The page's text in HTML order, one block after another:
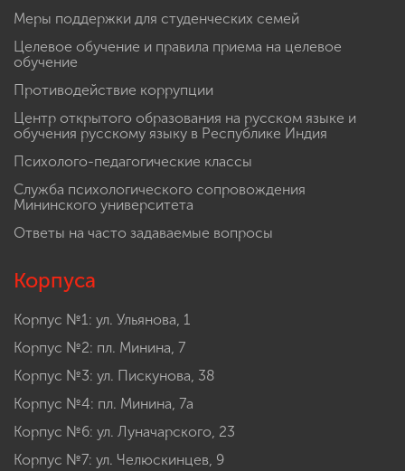
Меры поддержки для студенческих семей
Целевое обучение и правила приема на целевое
обучение
Противодействие коррупции
Центр открытого образования на русском языке и
обучения русскому языку в Республике Индия
Психолого-педагогические классы
Служба психологического сопровождения
Мининского университета
Ответы на часто задаваемые вопросы
Корпуса
Корпус №1: ул. Ульянова, 1
Корпус №2: пл. Минина, 7
Корпус №3: ул. Пискунова, 38
Корпус №4: пл. Минина, 7а
Корпус №6: ул. Луначарского, 23
Корпус №7: ул. Челюскинцев, 9